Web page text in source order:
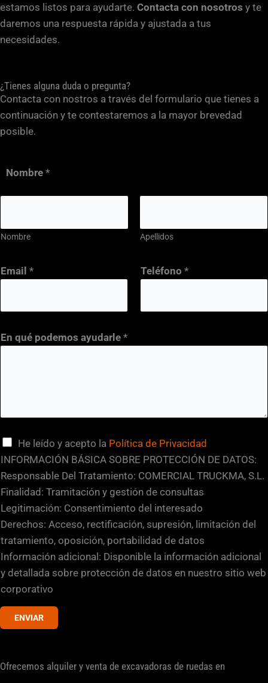
estamos listos para ayudarte. Contacta con nosotros y te
daremos una respuesta rápida y ajustada a tus
necesidades.
¿Tienes alguna duda o pregunta?
Contacta con nostros a través del formulario que tienes a
continuación y te contestaremos a la mayor brevedad
posible.
Nombre *
Nombre Apellidos
e
i
i
n
E
m
a
i
l
*
Email * Teléfono *
En qué podemos ayudarle *
C
a
s
i
l
l
a
s
d
e
v
f
He leído y acepto la Política de Privacidad
INFORMACIÓN BÁSICA SOBRE PROTECCIÓN DE DATOS:
Responsable Del Tratamiento: COMERCIAL TRUCKMA, S.L.
Finalidad: Tramitación y gestión de consultas
Legitimación: Consentimiento del interesado
Derechos: Acceso, rectificación, supresión, limitación del
tratamiento, oposición, portabilidad de datos
Información adicional: Disponible la información adicional
y detallada sobre protección de datos en nuestro sitio web
corporativo
ENVIAR
Ofrecemos alquiler y venta de excavadoras de ruedas en